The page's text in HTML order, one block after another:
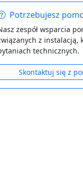
Potrzebujesz
zespół wsparcia
z instalacją,
technicznych.
Skontaktuj się z